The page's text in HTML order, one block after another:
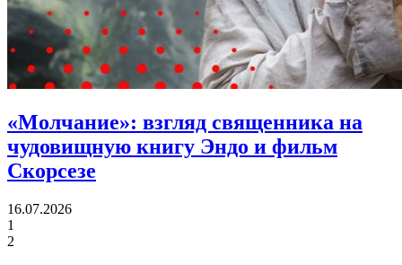
«Молчание»: взгляд священника на
чудовищную книгу Эндо и фильм
Скорсезе
16.07.2026
1
2